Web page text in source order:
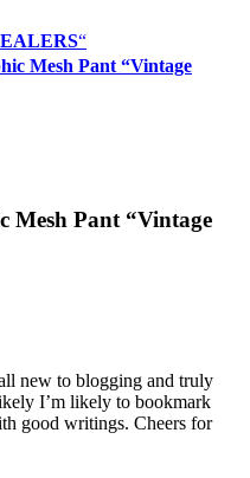
“
Mesh Pant “Vintage
Mesh Pant “Vintage
new to blogging and truly
I’m likely to bookmark
good writings. Cheers for